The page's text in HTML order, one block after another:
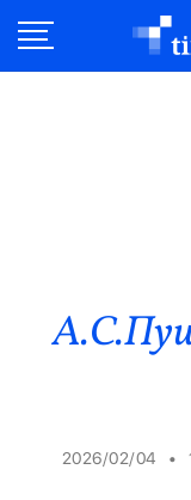
Эдийн
Эрүүл
Орон
2026/02/04 •